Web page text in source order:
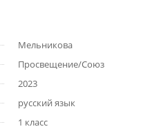
Мельникова
Просвещение/Союз
2023
русский язык
1 класс